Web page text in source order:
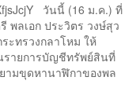
วันนี้ (16 ม.ค.) ที่
พลเอก ประวิตร วงษ์สุว
ะทรวงกลาโหม ให้
รายการบัญชีทรัพย์สินที่
ามขุดหานาฬิกาของพล